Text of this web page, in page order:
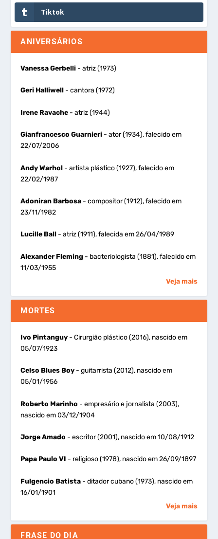
Tiktok
ANIVERSÁRIOS
Vanessa Gerbelli - atriz (1973)
Geri Halliwell - cantora (1972)
Irene Ravache - atriz (1944)
Gianfrancesco Guarnieri - ator (1934), falecido em
22/07/2006
Andy Warhol - artista plástico (1927), falecido em
22/02/1987
Adoniran Barbosa - compositor (1912), falecido em
23/11/1982
Lucille Ball - atriz (1911), falecida em 26/04/1989
Alexander Fleming - bacteriologista (1881), falecido em
11/03/1955
Veja mais
MORTES
Ivo Pintanguy - Cirurgião plástico (2016), nascido em
05/07/1923
Celso Blues Boy - guitarrista (2012), nascido em
05/01/1956
Roberto Marinho - empresário e jornalista (2003),
nascido em 03/12/1904
Jorge Amado - escritor (2001), nascido em 10/08/1912
Papa Paulo VI - religioso (1978), nascido em 26/09/1897
Fulgencio Batista - ditador cubano (1973), nascido em
16/01/1901
Veja mais
FRASE DO DIA